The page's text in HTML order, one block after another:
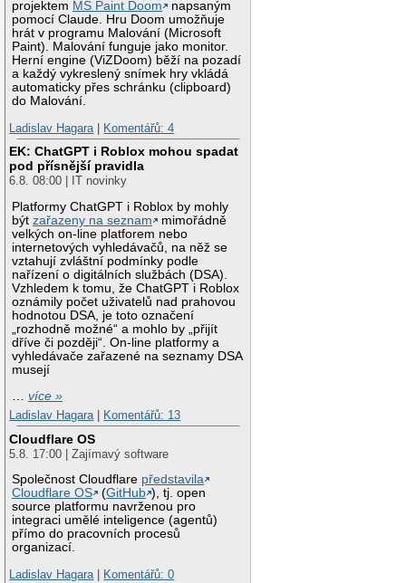
projektem MS Paint Doom
napsaným
pomocí Claude. Hru Doom umožňuje
hrát v programu Malování (Microsoft
Paint). Malování funguje jako monitor.
Herní engine (ViZDoom) běží na pozadí
a každý vykreslený snímek hry vkládá
automaticky přes schránku (clipboard)
do Malování.
Ladislav Hagara | Komentářů: 4
EK: ChatGPT i Roblox mohou spadat
pod přísnější pravidla
6.8. 08:00 | IT novinky
Platformy ChatGPT i Roblox by mohly
býtzařazeny na seznam
mimořádně
velkých on-line platforem nebo
internetových vyhledávačů, na něž se
vztahují zvláštní podmínky podle
nařízení o digitálních službách (DSA).
Vzhledem k tomu, že ChatGPT i Roblox
oznámily počet uživatelů nad prahovou
hodnotou DSA, je toto označení
„rozhodně možné“ a mohlo by „přijít
dříve či později“. On-line platformy a
vyhledávače zařazené na seznamy DSA
musejí
…více »
Ladislav Hagara| Komentářů: 13
Cloudflare OS
5.8. 17:00 | Zajímavý software
Společnost Cloudflare představila
Cloudflare OS
(GitHub ), tj. open
source platformu navrženou pro
integraci umělé inteligence (agentů)
přímo do pracovních procesů
organizací.
Ladislav Hagara| Komentářů: 0